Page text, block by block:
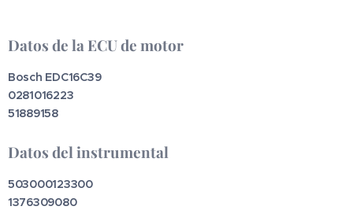
Datos de la ECU de motor
Bosch EDC16C39
0281016223
51889158
Datos del instrumental
503000123300
1376309080